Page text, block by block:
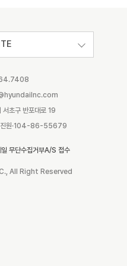
초구 반포대로 19
진원·104-86-55679
일 무단수집거부A/S 접수
All Right Reserved